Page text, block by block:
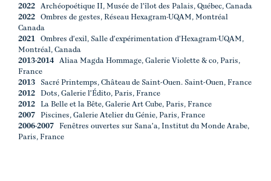
2022 Archéopoétique II, Musée de l'îlot des Palais, Québec, Canada
2022 Ombres de gestes, Réseau Hexagram-UQAM, Montréal
Canada
2021 Ombres d'exil, Salle d'expérimentation d'Hexagram-UQAM,
Montréal, Canada
2013-2014 Aliaa Magda Hommage, Galerie Violette & co, Paris,
France
2013 Sacré Printemps, Château de Saint-Ouen. Saint-Ouen, France
2012 Dots, Galerie l'Édito, Paris, France
2012 La Belle et la Bête, Galerie Art Cube, Paris, France
2007 Piscines, Galerie Atelier du Génie, Paris, France
2006-2007 Fenêtres ouvertes sur Sana'a, Institut du Monde Arabe,
Paris, France